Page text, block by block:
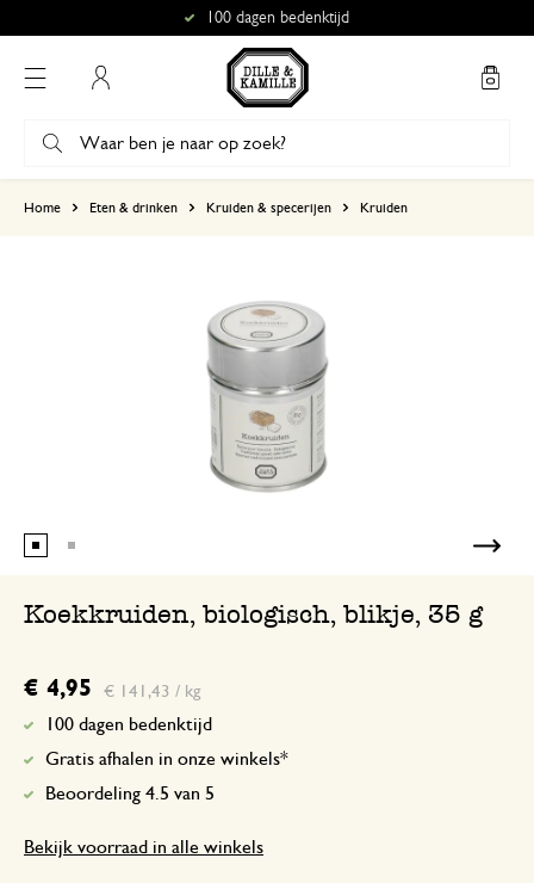
100 dagen bedenktijd
Home Eten & drinken Kruiden & specerijen Kruiden
Koekkruiden, biologisch, blikje, 35 g
€ 4,95 € 141,43 / kg
100 dagen bedenktijd
Gratis afhalen in onze winkels*
Beoordeling 4.5 van 5
Bekijk voorraad in alle winkels